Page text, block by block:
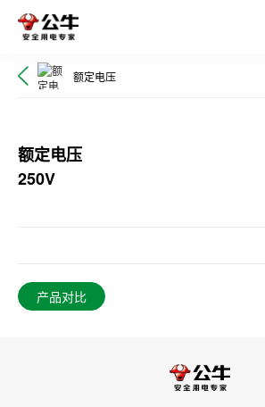
额定电压
额定电压
250V
产品对比